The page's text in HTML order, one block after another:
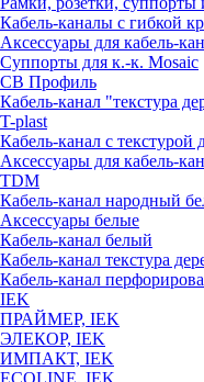
Кабель-каналы с гибкой
Аксессуары для кабель-
Суппорты для к.-к. Mosaic
СВ Профиль
Кабель-канал "текстура
T-plast
Кабель-канал с текстурой
Аксессуары для кабель-
TDM
Кабель-канал народный
Аксессуары белые
Кабель-канал белый
Кабель-канал текстура
Кабель-канал
IEK
ПРАЙМЕР, IEK
ЭЛЕКОР, IEK
ИМПАКТ, IEK
ECOLINE, IEK